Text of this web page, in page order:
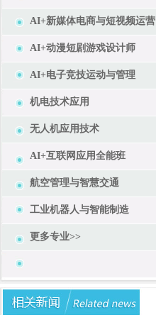
AI+新媒体电商与短视频运营
AI+动漫短剧游戏设计师
AI+电子竞技运动与管理
机电技术应用
无人机应用技术
AI+互联网应用全能班
航空管理与智慧交通
工业机器人与智能制造
更多专业>>